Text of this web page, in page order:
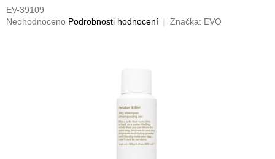
EV-39109
Průměrné
Neohodnoceno Podrobnosti hodnocení Značka: EVO